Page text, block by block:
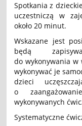
Spotkania z
uczestniczą w
około 20 minut.
Wskazane jest
będą
do wykonywania w
wykonywać je
dzieci
o
wykonywanych
Systematyczne